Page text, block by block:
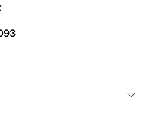
Precio